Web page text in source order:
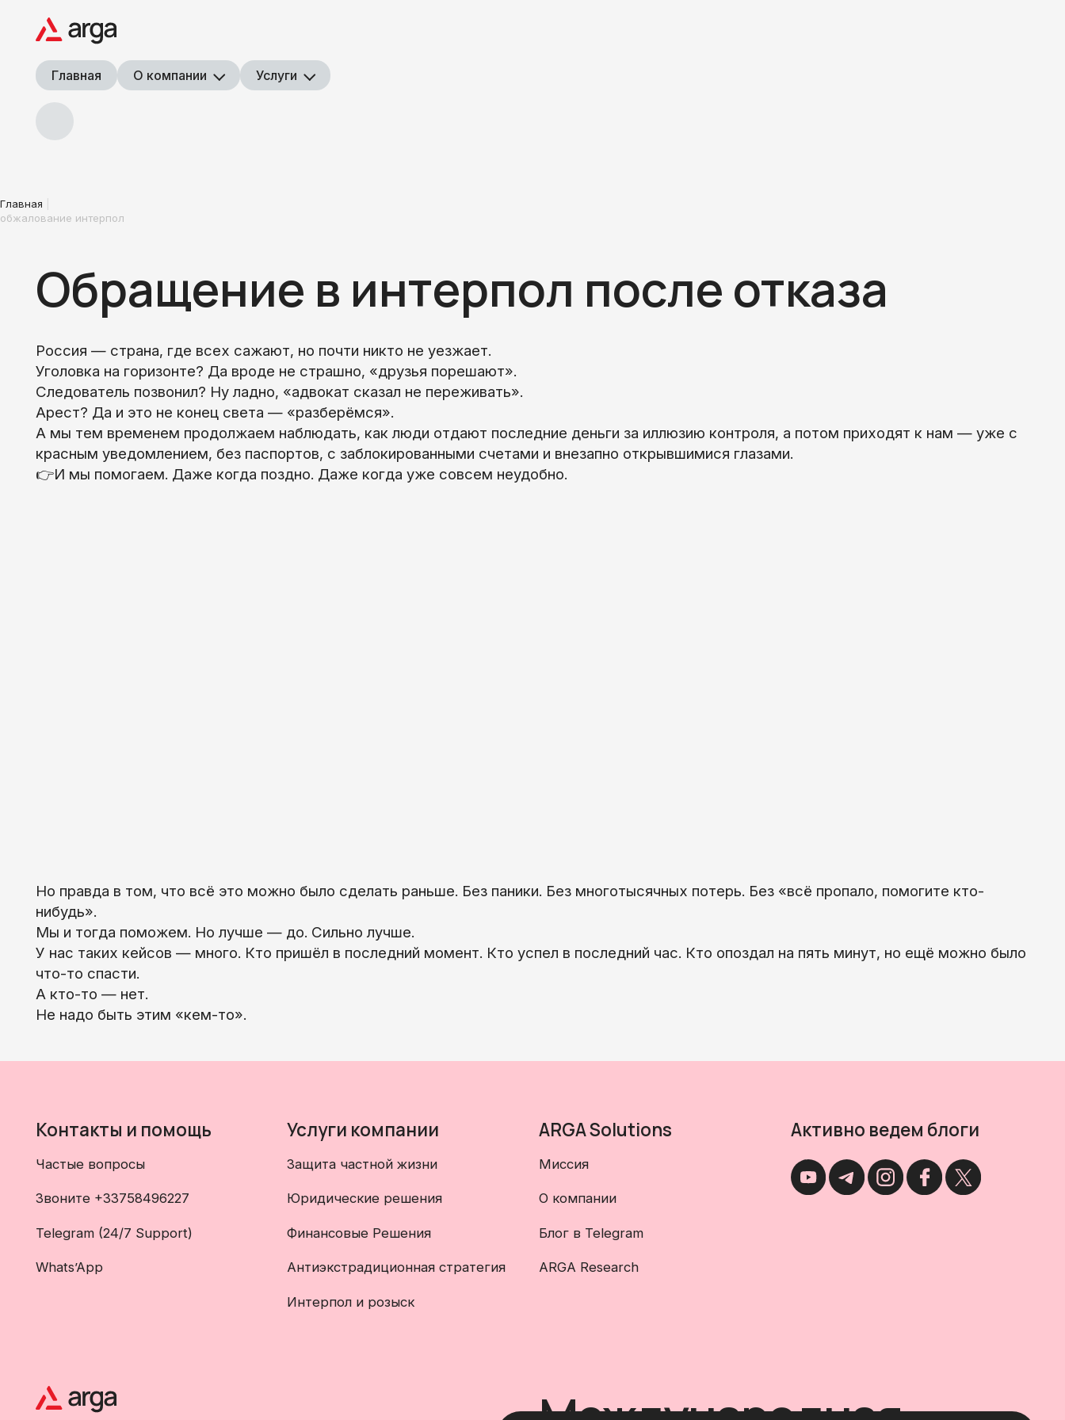
Главная О компании Услуги
Главная
обжалование интерпол
Обращение в интерпол после отказа
Россия — страна, где всех сажают, но почти никто не уезжает.
Уголовка на горизонте? Да вроде не страшно, «друзья порешают».
Следователь позвонил? Ну ладно, «адвокат сказал не переживать».
Арест? Да и это не конец света — «разберёмся».
А мы тем временем продолжаем наблюдать, как люди отдают последние деньги за иллюзию контроля, а потом приходят к нам — уже с
красным уведомлением, без паспортов, с заблокированными счетами и внезапно открывшимися глазами.
👉И мы помогаем. Даже когда поздно. Даже когда уже совсем неудобно.
Но правда в том, что всё это можно было сделать раньше. Без паники. Без многотысячных потерь. Без «всё пропало, помогите кто-
нибудь».
Мы и тогда поможем. Но лучше — до. Сильно лучше.
У нас таких кейсов — много. Кто пришёл в последний момент. Кто успел в последний час. Кто опоздал на пять минут, но ещё можно было
что-то спасти.
А кто-то — нет.
Не надо быть этим «кем-то».
Контакты и помощь
Частые вопросы
Звоните +33758496227
Telegram (24/7 Support)
Whats’App
Услуги компании
Защита частной жизни
Юридические решения
Финансовые Решения
Антиэкстрадиционная стратегия
Интерпол и розыск
ARGA Solutions
Миссия
О компании
Блог в Telegram
ARGA Research
Активно ведем блоги